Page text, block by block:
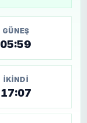
GÜNEŞ
05:59
İKINDI
17:07